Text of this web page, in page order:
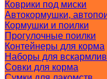
Коврики под миски
Автокормушки,
Кормушки и поилки
Прогулочные поилки
Контейнеры для корма
Наборы для
Совки для корма